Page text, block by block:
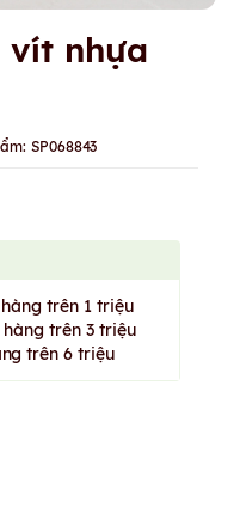
vít nhựa
SP068843
trên 1 triệu
trên 3 triệu
trên 6 triệu